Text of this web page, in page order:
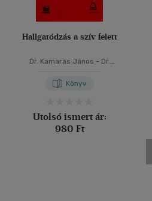
Hallgatódzás a szív felett
Dr. Kamarás János - Dr.
György
Könyv
Utolsó ismert ár:
980 Ft